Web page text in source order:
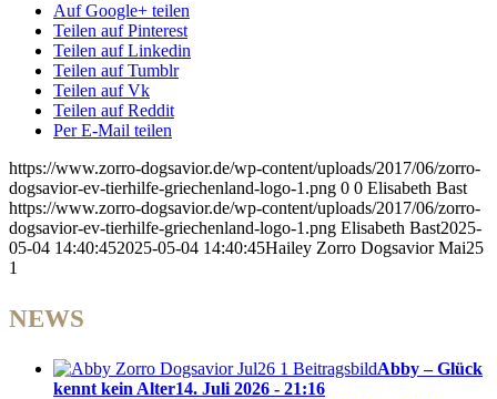
Auf Google+ teilen
Teilen auf Pinterest
Teilen auf Linkedin
Teilen auf Tumblr
Teilen auf Vk
Teilen auf Reddit
Per E-Mail teilen
https://www.zorro-dogsavior.de/wp-content/uploads/2017/06/zorro-
dogsavior-ev-tierhilfe-griechenland-logo-1.png 0 0 Elisabeth Bast
https://www.zorro-dogsavior.de/wp-content/uploads/2017/06/zorro-
dogsavior-ev-tierhilfe-griechenland-logo-1.png Elisabeth Bast2025-
05-04 14:40:452025-05-04 14:40:45Hailey Zorro Dogsavior Mai25
1
NEWS
Abby – Glück
kennt kein Alter14. Juli 2026 - 21:16